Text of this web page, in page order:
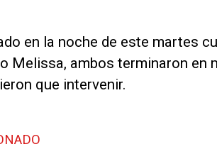
en la noche de este martes
Melissa, ambos terminaron en
que intervenir.